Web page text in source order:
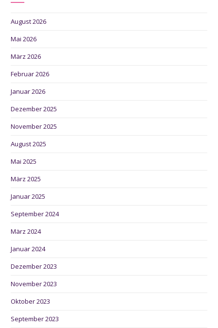
August 2026
Mai 2026
März 2026
Februar 2026
Januar 2026
Dezember 2025
November 2025
August 2025
Mai 2025
März 2025
Januar 2025
September 2024
März 2024
Januar 2024
Dezember 2023
November 2023
Oktober 2023
September 2023